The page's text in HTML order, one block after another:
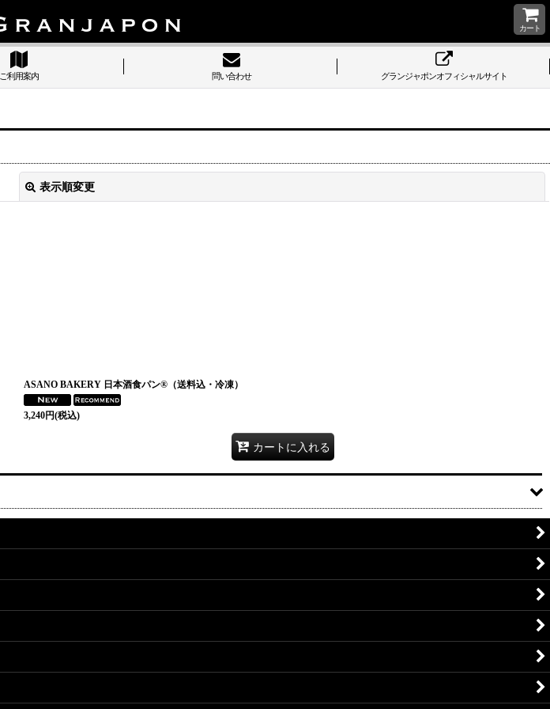
カート
ご利用案内 問い合わせ グランジャポンオフィシャルサイト
表示順変更
ASANO BAKERY 日本酒食パン®（送料込・冷凍）
3,240円(税込)
カートに入れる